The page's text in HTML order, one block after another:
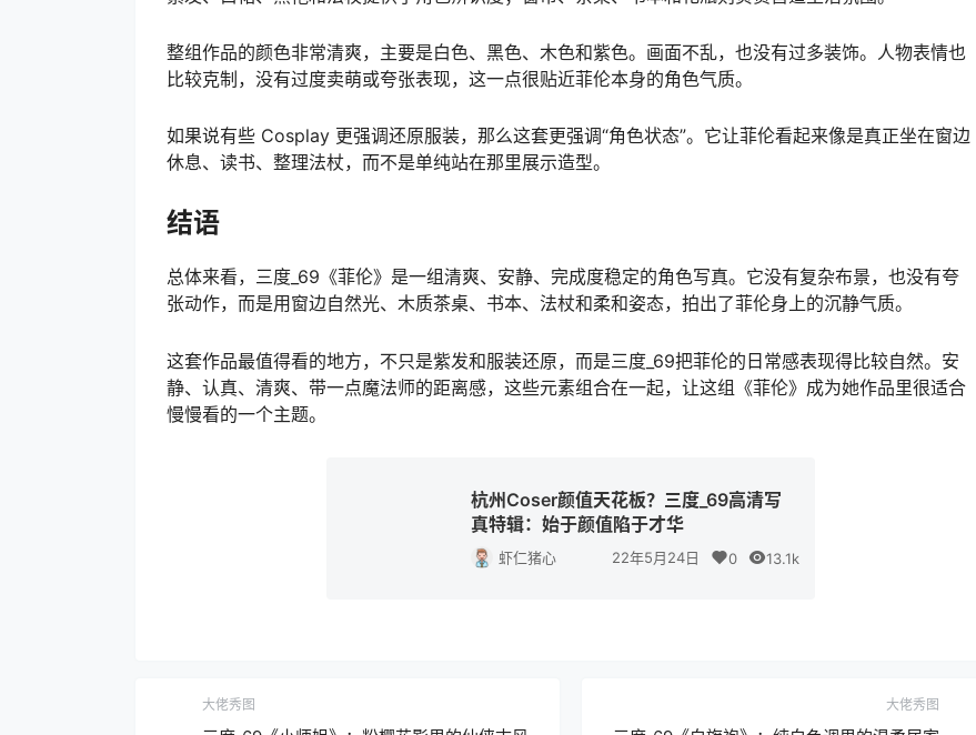
整组作品的颜色非常清爽，主要是白色、黑色、木色和紫色。画面不乱，也没有过多装饰。人物表情也
比较克制，没有过度卖萌或夸张表现，这一点很贴近菲伦本身的角色气质。
如果说有些 Cosplay 更强调还原服装，那么这套更强调“角色状态”。它让菲伦看起来像是真正坐在窗边
休息、读书、整理法杖，而不是单纯站在那里展示造型。
结语
总体来看，三度_69《菲伦》是一组清爽、安静、完成度稳定的角色写真。它没有复杂布景，也没有夸
张动作，而是用窗边自然光、木质茶桌、书本、法杖和柔和姿态，拍出了菲伦身上的沉静气质。
这套作品最值得看的地方，不只是紫发和服装还原，而是三度_69把菲伦的日常感表现得比较自然。安
静、认真、清爽、带一点魔法师的距离感，这些元素组合在一起，让这组《菲伦》成为她作品里很适合
慢慢看的一个主题。
杭州Coser颜值天花板？三度_69高清写
真特辑：始于颜值陷于才华
虾仁猪心 22年5月24日 0 13.1k
大佬秀图 大佬秀图